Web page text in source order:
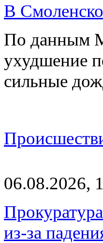
В
По данным
ухудшение
сильные
06.08.2026,
из-за